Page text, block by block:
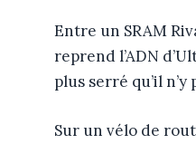
Entre un SRAM
reprend l’ADN
plus serré qu’il
Sur un vélo de